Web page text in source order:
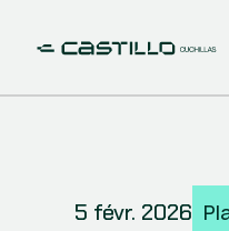
5 févr. 2026